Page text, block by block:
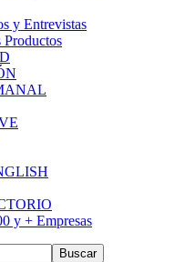
y Entrevistas
Productos
y + Empresas